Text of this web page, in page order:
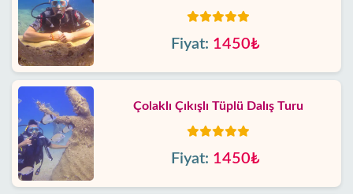
Fiyat: 1450₺
Çolaklı Çıkışlı Tüplü Dalış Turu
Fiyat: 1450₺